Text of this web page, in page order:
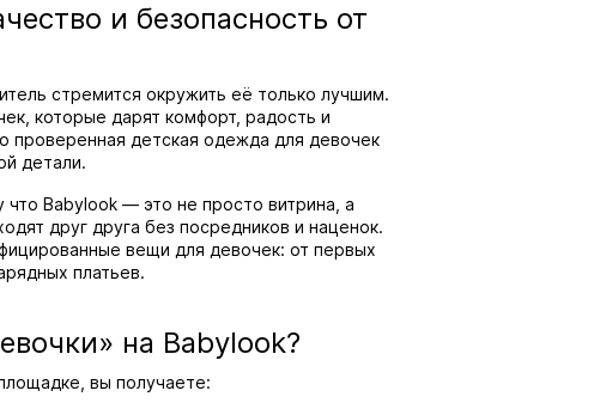
и безопасность от
стремится окружить её только лучшим.
которые дарят комфорт, радость и
детская одежда для девочек
детали.
Babylook — это не просто витрина, а
друг друга без посредников и наценок.
вещи для девочек: от первых
платьев.
на Babylook?
вы получаете: